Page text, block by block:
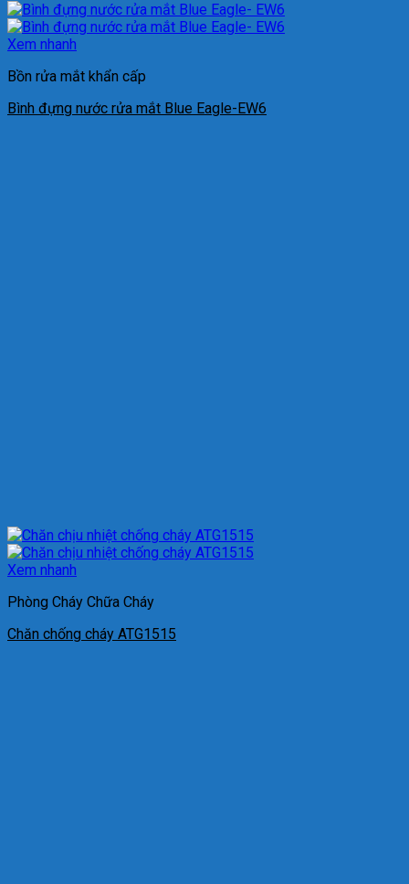
Xem nhanh
Bồn rửa mắt khẩn cấp
Bình đựng nước rửa mắt Blue Eagle-EW6
Xem nhanh
Phòng Cháy Chữa Cháy
Chăn chống cháy ATG1515